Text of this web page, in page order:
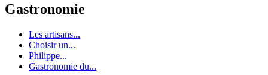
Gastronomie
Les artisans...
Choisir un...
Philippe...
Gastronomie du...